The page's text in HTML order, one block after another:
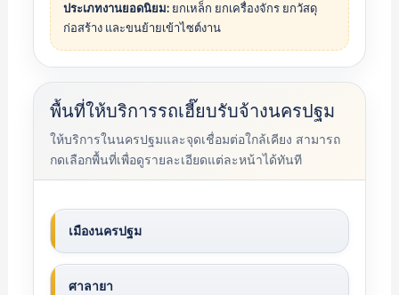
ประเภทงานยอดนิยม:ยกเหล็ก ยกเครื่องจักร ยกวัสดุ
ก่อสร้าง และขนย้ายเข้าไซต์งาน
พื้นที่ให้บริการรถเฮี๊ยบรับจ้างนครปฐม
ให้บริการในนครปฐมและจุดเชื่อมต่อใกล้เคียง สามารถ
กดเลือกพื้นที่เพื่อดูรายละเอียดแต่ละหน้าได้ทันที
เมืองนครปฐม
ศาลายา